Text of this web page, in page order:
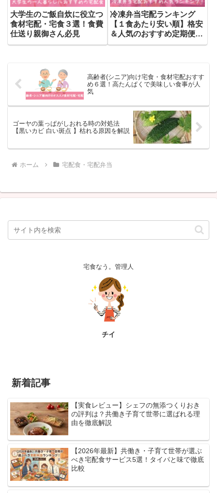
大学生のご飯自炊に役立つ
食材宅配・宅食３選！食費
仕送り親御さん必見
冷凍弁当宅配ランキング
【１食あたり安い順】格安
＆人気のおすすめ定期便を
比較
高齢者(シニア)向け宅食・食材宅配おすす
め６選！高たんぱくで美味しい食事が人
気
ゴーヤの葉っぱがしおれる時の対処法
【黒いカビ 白い斑点 】枯れる原因を解説
ホーム 宅配食・宅配弁当
宅食なう。管理人
チイ
新着記事
【実食レビュー】シェフの無添つくりおき
の評判は？共働き子育て世帯に選ばれる理
由を徹底解説
【2026年最新】共働き・子育て世帯が選ぶ
べき宅配食サービス5選！タイパと味で徹底
比較